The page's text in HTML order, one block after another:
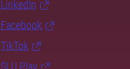
LinkedIn
Facebook
TikTok
SLU Play